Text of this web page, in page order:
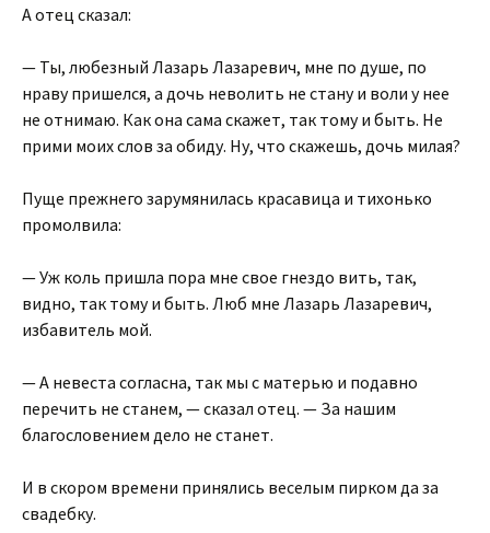
А отец сказал:
— Ты, любезный Лазарь Лазаревич, мне по душе, по
нраву пришелся, а дочь неволить не стану и воли у нее
не отнимаю. Как она сама скажет, так тому и быть. Не
прими моих слов за обиду. Ну, что скажешь, дочь милая?
Пуще прежнего зарумянилась красавица и тихонько
промолвила:
— Уж коль пришла пора мне свое гнездо вить, так,
видно, так тому и быть. Люб мне Лазарь Лазаревич,
избавитель мой.
— А невеста согласна, так мы с матерью и подавно
перечить не станем, — сказал отец. — За нашим
благословением дело не станет.
И в скором времени принялись веселым пирком да за
свадебку.